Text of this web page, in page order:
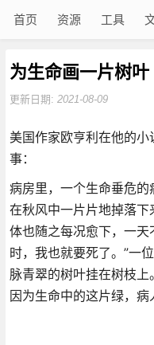
首页 资源 工具
为生命画一片树叶
更新日期: 2021-08-09
美国作家欧亨利在他的
事：
病房里，一个生命垂危的
在秋风中一片片地掉落
体也随之每况愈下，一
时，我也就要死了。”一
脉青翠的树叶挂在树枝
因为生命中的这片绿，病